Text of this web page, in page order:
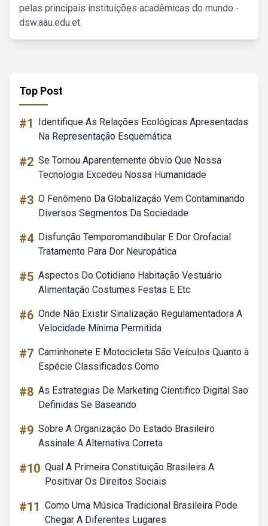
pelas principais instituições acadêmicas do mundo -
dsw.aau.edu.et.
Top Post
#1
Identifique As Relações Ecológicas Apresentadas
Na Representação Esquemática
#2 Se Tornou Aparentemente óbvio Que Nossa
Tecnologia Excedeu Nossa Humanidade
#3 O Fenômeno Da Globalização Vem Contaminando
Diversos Segmentos Da Sociedade
#4 Disfunção Temporomandibular E Dor Orofacial
Tratamento Para Dor Neuropática
#5 Aspectos Do Cotidiano Habitação Vestuário
Alimentação Costumes Festas E Etc
#6 Onde Não Existir Sinalização Regulamentadora A
Velocidade Mínima Permitida
#7 Caminhonete E Motocicleta São Veículos Quanto à
Espécie Classificados Como
#8 As Estrategias De Marketing Cientifico Digital Sao
Definidas Se Baseando
#9 Sobre A Organização Do Estado Brasileiro
Assinale A Alternativa Correta
#10 Qual A Primeira Constituição Brasileira A
Positivar Os Direitos Sociais
#11 Como Uma Música Tradicional Brasileira Pode
Chegar A Diferentes Lugares